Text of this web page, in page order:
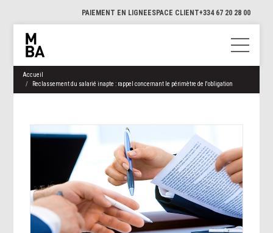
PAIEMENT EN LIGNEESPACE CLIENT+334 67 20 28 00
Accueil
Reclassement du salarié inapte : rappel concernant le périmètre de l'obligation